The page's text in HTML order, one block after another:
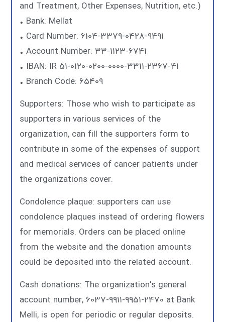
and Treatment, Other Expenses, Nutrition, etc.)
• Bank: Mellat
• Card Number: 6104-3379-0428-9491
• Account Number: 33-1123-6741
• IBAN: IR 51-0120-0200-0000-3311-2367-41
• Branch Code: 65409
Supporters: Those who wish to participate as
supporters in various services of the
organization, can fill the supporters form to
contribute in some of the expenses of support
and medical services of cancer patients under
the organizations cover.
Condolence plaque: supporters can use
condolence plaques instead of ordering flowers
for memorials. Orders can be placed online
from the website and the donation amounts
could be deposited into the related account.
Cash donations: The organization’s general
account number, 6037-9911-9951-2470 at Bank
Melli, is open for periodic or regular deposits.